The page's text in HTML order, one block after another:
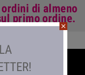
di almeno
primo ordine.
close